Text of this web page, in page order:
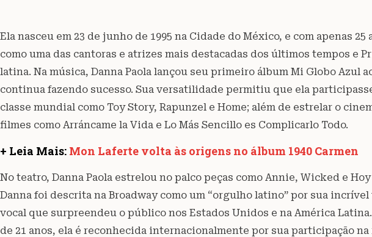
Ela nasceu em 23 de junho de 1995 na Cidade do México, e com apenas
como uma das cantoras e atrizes mais destacadas dos últimos tempos e
latina. Na música, Danna Paola lançou seu primeiro álbum Mi Globo Azul
continua fazendo sucesso. Sua versatilidade permitiu que ela
classe mundial como Toy Story, Rapunzel e Home; além de estrelar o
filmes como Arráncame la Vida e Lo Más Sencillo es Complicarlo Todo.
+ Leia Mais: Mon Laferte volta às origens no álbum 1940 Carmen
No teatro, Danna Paola estrelou no palco peças como Annie, Wicked e
Danna foi descrita na Broadway como um “orgulho latino” por sua
vocal que surpreendeu o público nos Estados Unidos e na América
de 21 anos, ela é reconhecida internacionalmente por sua participação